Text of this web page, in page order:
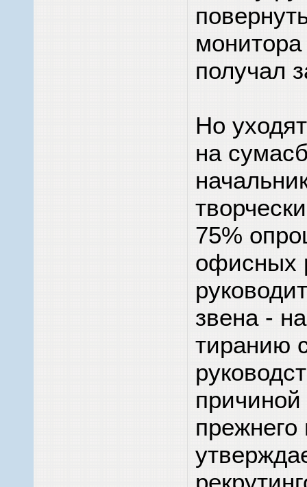
получал
Но
на
75%
офисных
звена -
тиранию